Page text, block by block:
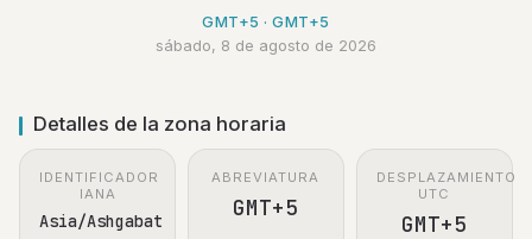
GMT+5 · GMT+5
sábado, 8 de agosto de 2026
Detalles de la zona horaria
IDENTIFICADOR
IANA
Asia/Ashgabat
ABREVIATURA
GMT+5
DESPLAZAMIENTO
UTC
GMT+5